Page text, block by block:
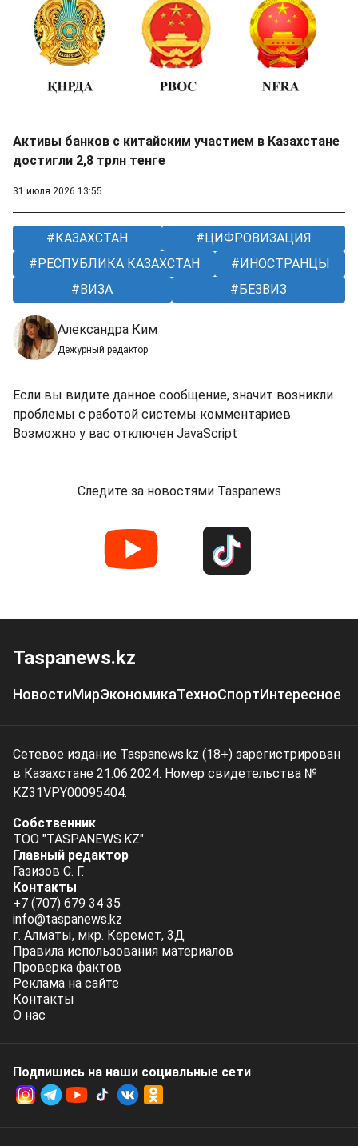
Активы банков с китайским участием в Казахстане
достигли 2,8 трлн тенге
31 июля 2026 13:55
КАЗАХСТАН
ЦИФРОВИЗАЦИЯ
РЕСПУБЛИКА КАЗАХСТАН
ИНОСТРАНЦЫ
ВИЗА
БЕЗВИЗ
Александра Ким
Дежурный редактор
Если вы видите данное сообщение, значит возникли
проблемы с работой системы комментариев.
Возможно у вас отключен JavaScript
Следите за новостями Taspanews
Taspanews.kz
НовостиМирЭкономикаТехноСпортИнтересное
Сетевое издание Taspanews.kz (18+) зарегистрирован
в Казахстане 21.06.2024. Номер свидетельства №
KZ31VPY00095404.
Собственник
ТОО "TASPANEWS.KZ"
Главный редактор
Газизов С. Г.
Контакты
+7 (707) 679 34 35
info@taspanews.kz
г. Алматы, мкр. Керемет, 3Д
Правила использования материалов
Проверка фактов
Реклама на сайте
Контакты
О нас
Подпишись на наши социальные cети